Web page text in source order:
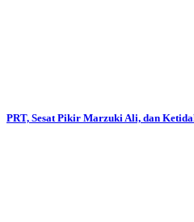
PRT, Sesat Pikir Marzuki Ali, dan